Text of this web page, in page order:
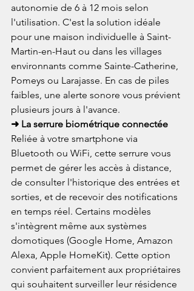
autonomie de 6 à 12 mois selon
l'utilisation. C'est la solution idéale
pour une maison individuelle à Saint-
Martin-en-Haut ou dans les villages
environnants comme Sainte-Catherine,
Pomeys ou Larajasse. En cas de piles
faibles, une alerte sonore vous prévient
plusieurs jours à l'avance.
➜ La serrure biométrique connectée
Reliée à votre smartphone via
Bluetooth ou WiFi, cette serrure vous
permet de gérer les accès à distance,
de consulter l'historique des entrées et
sorties, et de recevoir des notifications
en temps réel. Certains modèles
s'intègrent même aux systèmes
domotiques (Google Home, Amazon
Alexa, Apple HomeKit). Cette option
convient parfaitement aux propriétaires
qui souhaitent surveiller leur résidence